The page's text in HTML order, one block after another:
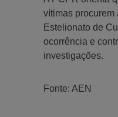
vítimas procurem
Estelionato de
ocorrência e
investigações.
Fonte: AEN